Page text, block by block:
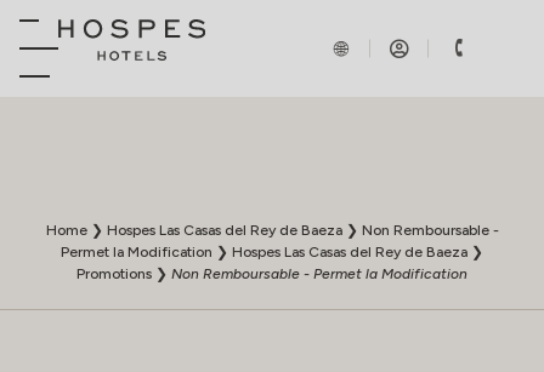
Home❯ Hospes Las Casas del Rey de Baeza❯ Non Remboursable -
Permet la Modification ❯ Hospes Las Casas del Rey de Baeza ❯
Promotions ❯ Non Remboursable - Permet la Modification